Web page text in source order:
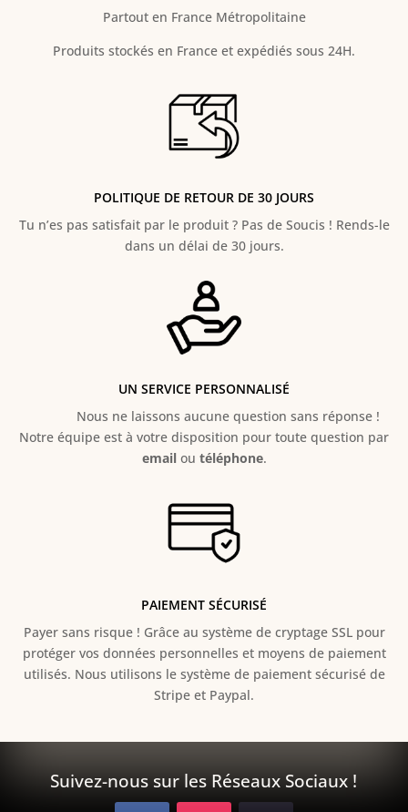
Partout en France Métropolitaine
Produits stockés en France et expédiés sous 24H.
POLITIQUE DE RETOUR DE 30 JOURS
Tu n’es pas satisfait par le produit ? Pas de Soucis ! Rends-le
dans un délai de 30 jours.
UN SERVICE PERSONNALISÉ
Nous ne laissons aucune question sans réponse !
Notre équipe est à votre disposition pour toute question par
emailou téléphone.
PAIEMENT SÉCURISÉ
Payer sans risque ! Grâce au système de cryptage SSL pour
protéger vos données personnelles et moyens de paiement
utilisés. Nous utilisons le système de paiement sécurisé de
Stripe et Paypal.
Suivez-nous sur les Réseaux Sociaux !